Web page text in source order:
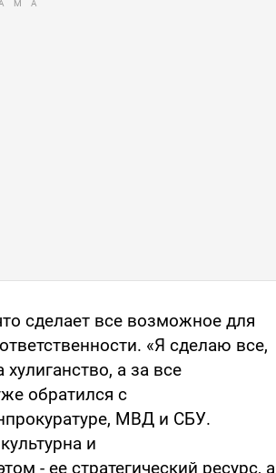
сделает все возможное для
«Я сделаю все,
а за все
обратился с
МВД и СБУ.
и
- ее стратегический ресурс, а